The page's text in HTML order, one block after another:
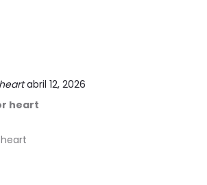
abril 12, 2026
heart